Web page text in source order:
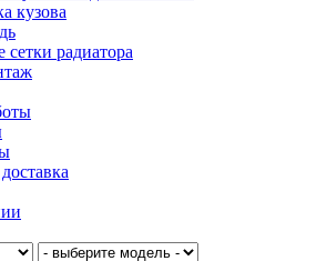
кузова
радиатора